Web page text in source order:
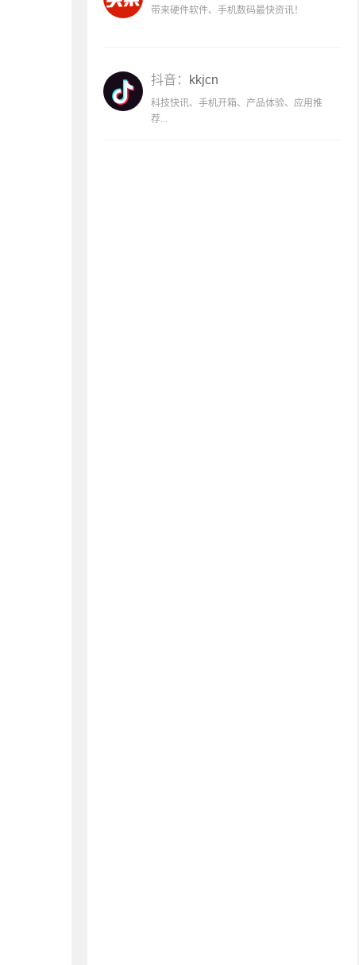
带来硬件软件、手机数码最快资讯！
抖音： kkjcn
科技快讯、手机开箱、产品体验、应用推
荐...